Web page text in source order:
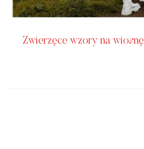
Zwierzęce wzory na